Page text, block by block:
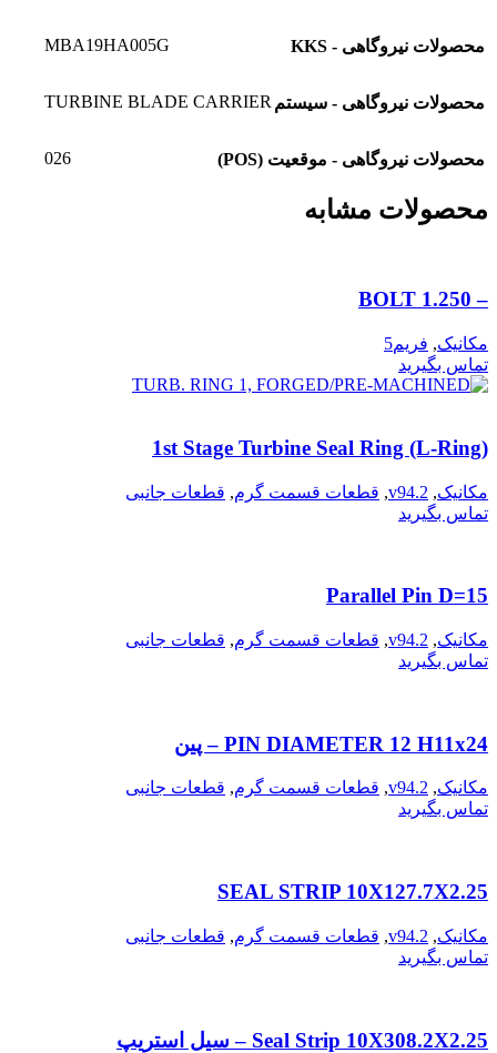
محصولات نیروگاهی - KKS MBA19HA005G
محصولات نیروگاهی - سیستم TURBINE BLADE CARRIER
محصولات نیروگاهی - موقعیت (POS) 026
محصولات مشابه
– BOLT 1.250
مکانیک, فریم5
تماس بگیرید
1st Stage Turbine Seal Ring (L-Ring)
مکانیک,
v94.2
, قطعات قسمت گرم, قطعات جانبی
تماس بگیرید
Parallel Pin D=15
مکانیک,
v94.2
, قطعات قسمت گرم, قطعات جانبی
تماس بگیرید
PIN DIAMETER 12 H11x24 – پین
مکانیک,
v94.2
, قطعات قسمت گرم, قطعات جانبی
تماس بگیرید
SEAL STRIP 10X127.7X2.25
مکانیک,
v94.2
, قطعات قسمت گرم, قطعات جانبی
تماس بگیرید
Seal Strip 10X308.2X2.25 – سیل استریپ